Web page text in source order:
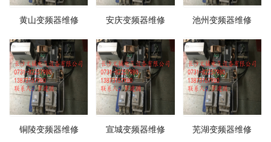
黄山变频器维修 安庆变频器维修 池州变频器维修
铜陵变频器维修 宣城变频器维修 芜湖变频器维修